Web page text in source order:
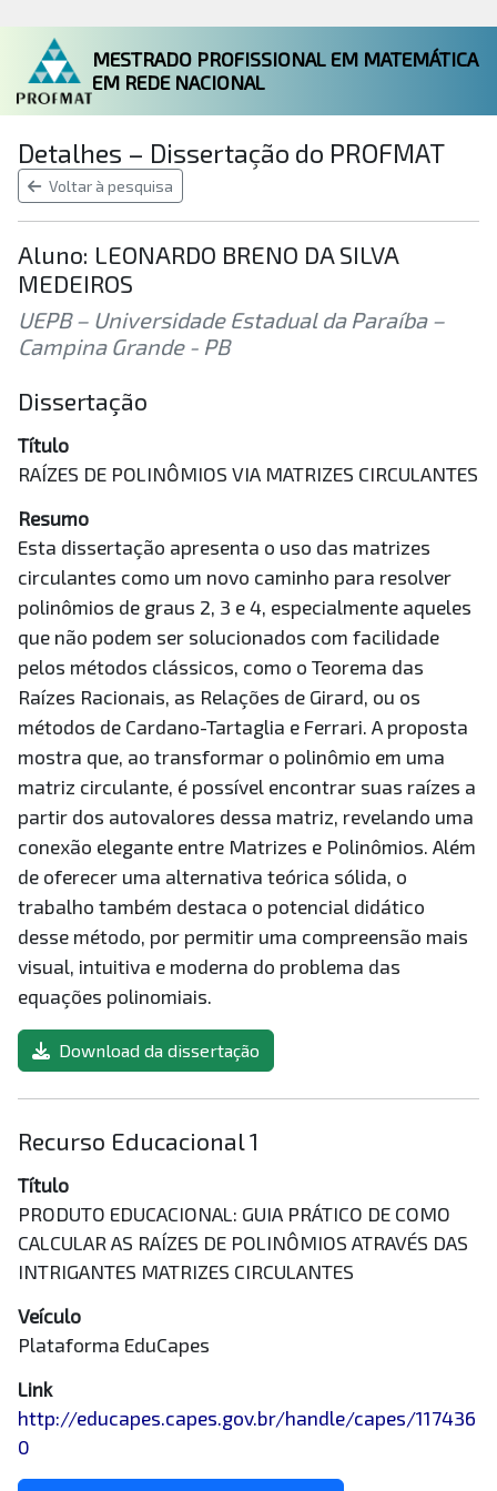
MESTRADO PROFISSIONAL EM MATEMÁTICA
EM REDE NACIONAL
Detalhes – Dissertação do PROFMAT
Voltar à pesquisa
Aluno: LEONARDO BRENO DA SILVA
MEDEIROS
UEPB – Universidade Estadual da Paraíba –
Campina Grande - PB
Dissertação
Título
RAÍZES DE POLINÔMIOS VIA MATRIZES CIRCULANTES
Resumo
Esta dissertação apresenta o uso das matrizes
circulantes como um novo caminho para resolver
polinômios de graus 2, 3 e 4, especialmente aqueles
que não podem ser solucionados com facilidade
pelos métodos clássicos, como o Teorema das
Raízes Racionais, as Relações de Girard, ou os
métodos de Cardano-Tartaglia e Ferrari. A proposta
mostra que, ao transformar o polinômio em uma
matriz circulante, é possível encontrar suas raízes a
partir dos autovalores dessa matriz, revelando uma
conexão elegante entre Matrizes e Polinômios. Além
de oferecer uma alternativa teórica sólida, o
trabalho também destaca o potencial didático
desse método, por permitir uma compreensão mais
visual, intuitiva e moderna do problema das
equações polinomiais.
Download da dissertação
Recurso Educacional 1
Título
PRODUTO EDUCACIONAL: GUIA PRÁTICO DE COMO
CALCULAR AS RAÍZES DE POLINÔMIOS ATRAVÉS DAS
INTRIGANTES MATRIZES CIRCULANTES
Veículo
Plataforma EduCapes
Link
http://educapes.capes.gov.br/handle/capes/117436
0